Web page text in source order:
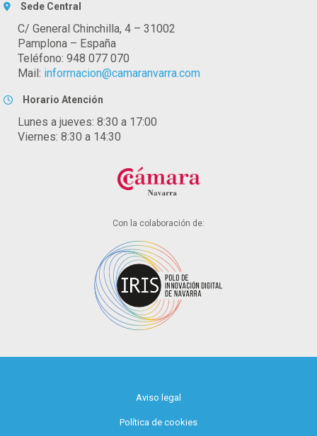
Sede Central
C/ General Chinchilla, 4 – 31002
Pamplona – España
Teléfono: 948 077 070
Mail: informacion@camaranvarra.com
Horario Atención
Lunes a jueves: 8:30 a 17:00
Viernes: 8:30 a 14:30
Con la colaboración de:
Aviso legal
Política de cookies